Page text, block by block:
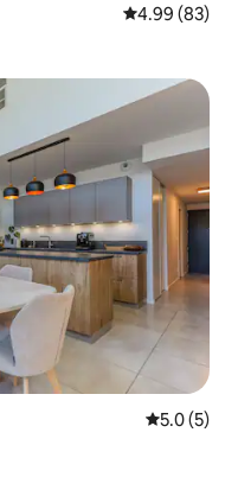
औसत रेटिंग 5 में
4.99 (83)
औसत रेटिंग 5
5.0 (5)